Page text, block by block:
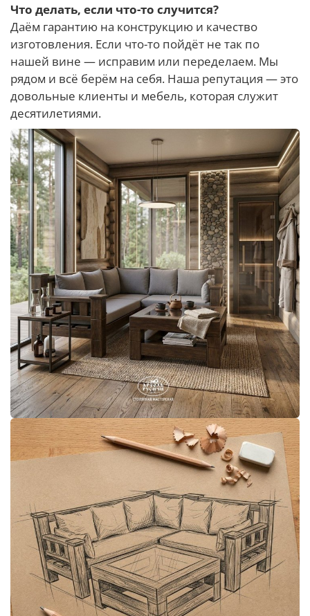
Что делать, если что-то случится?
Даём гарантию на конструкцию и качество
изготовления. Если что-то пойдёт не так по
нашей вине — исправим или переделаем. Мы
рядом и всё берём на себя. Наша репутация — это
довольные клиенты и мебель, которая служит
десятилетиями.